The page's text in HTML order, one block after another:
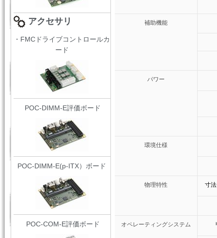
アクセサリ
・FMCドライブコントロールカ
ード
POC-DIMM-E評価ボード
POC-DIMM-E(p-ITX）ボード
POC-COM-E評価ボード
補助機能
パワー
環境仕様
物理特性 寸
オペレーティングシステム